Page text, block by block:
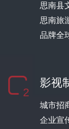
思南县
思南旅
品牌全
2
影视
城市招
企业宣